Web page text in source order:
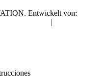
Entwickelt von:
|